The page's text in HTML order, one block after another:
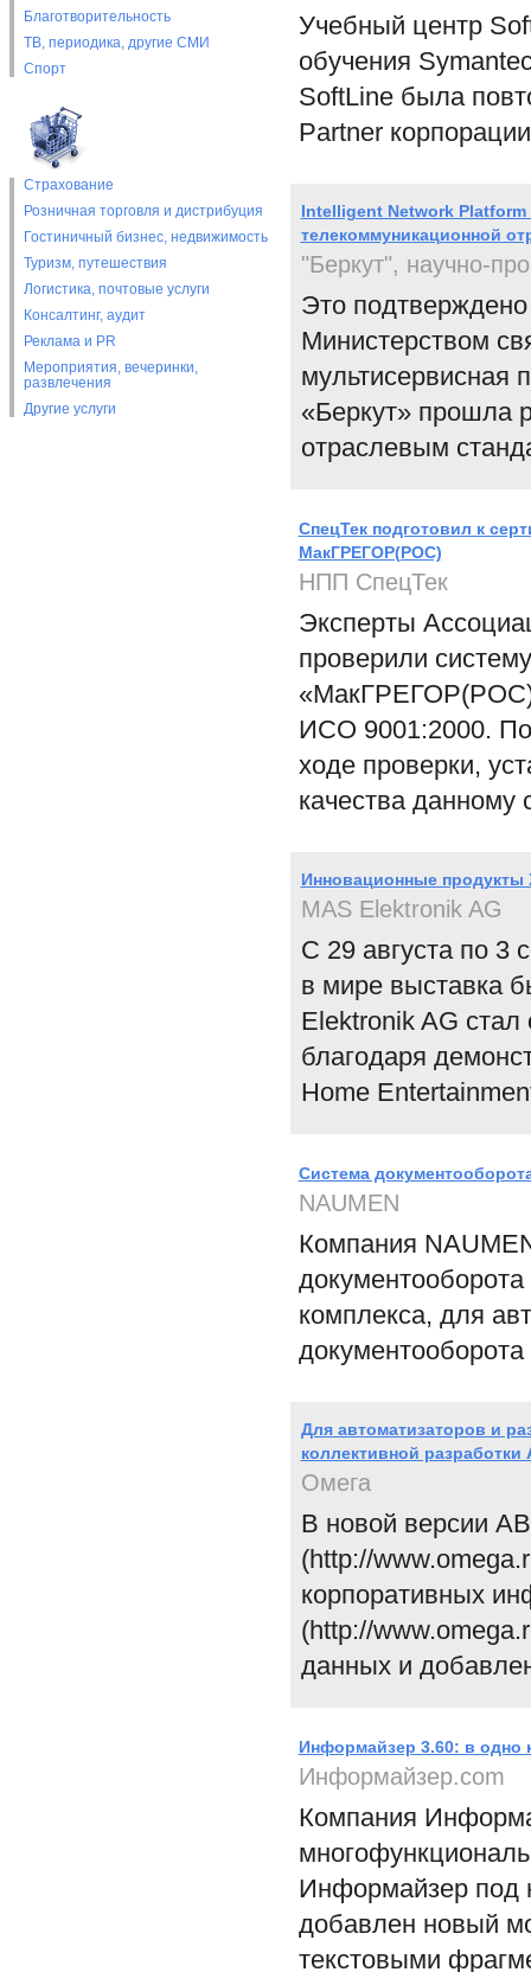
Благотворительность
ТВ, периодика, другие СМИ
Спорт
Страхование
Розничная торговля и дистрибуция
Гостиничный бизнес, недвижимость
Туризм, путешествия
Логистика, почтовые услуги
Консалтинг, аудит
Реклама и PR
Мероприятия, вечеринки,
развлечения
Другие услуги
Учебный центр
обучения
SoftLine была
Partner
Intelligent Network Platform
телекоммуникационной
"Беркут", научно-
Это
Министерством
мультисервисная
«Беркут» прошла
отраслевым
СпецТек подготовил к
МакГРЕГОР(РОС)
НПП СпецТек
Эксперты
проверили
ИСО 9001:2000. По
ходе проверки,
качества данному
Инновационные продукты
MAS Elektronik AG
С 29 августа по 3
в мире выставка
Elektronik AG
благодаря
Home
Система
NAUMEN
Компания
комплекса, для
Для автоматизаторов и
коллективной разработки
Омега
В новой версии
(http://
корпоративных
(http://
данных и
Информайзер 3.60: в одно
Информайзер.com
Компания
Информайзер под
добавлен новый
текстовыми